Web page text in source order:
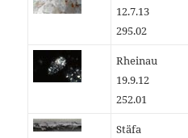
12.7.13
295.02
Rheinau
19.9.12
252.01
Stäfa